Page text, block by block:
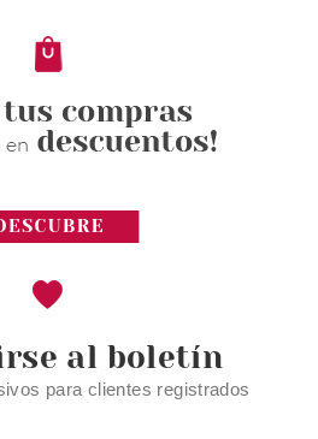
al boletín
para clientes registrados